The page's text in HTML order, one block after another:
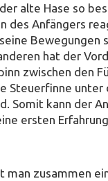
alte Hase so
des Anfängers
Bewegungen
hat der
zwischen den
Steuerfinne unter
Somit kann der
ersten
man zusammen